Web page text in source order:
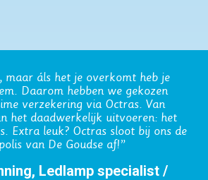
lopen al jaren via
werkwijze en het werken in
schept vertrouwen.”
Medidis (geholpen door